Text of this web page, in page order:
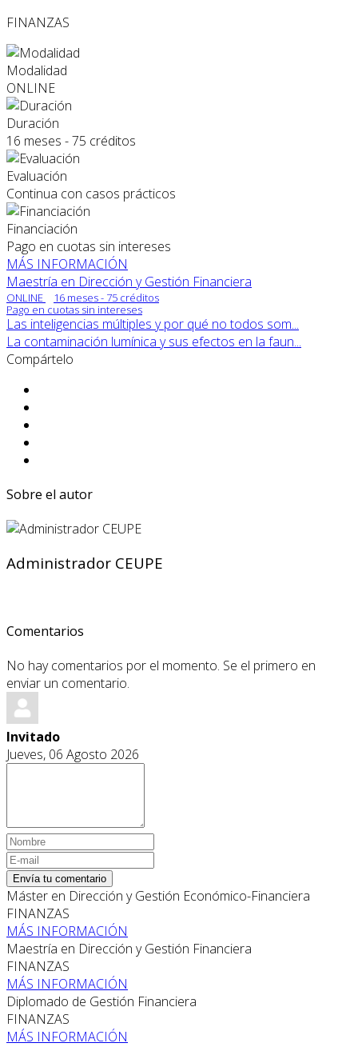
FINANZAS
Modalidad
ONLINE
Duración
16 meses - 75 créditos
Evaluación
Continua con casos prácticos
Financiación
Pago en cuotas sin intereses
MÁS INFORMACIÓN
Maestría en Dirección y Gestión Financiera
ONLINE
16 meses - 75 créditos
Pago en cuotas sin intereses
Las inteligencias múltiples y por qué no todos som...
La contaminación lumínica y sus efectos en la faun...
Compártelo
Sobre el autor
Administrador CEUPE
Comentarios
No hay comentarios por el momento. Se el primero en
enviar un comentario.
Invitado
Jueves, 06 Agosto 2026
Envía tu comentario
Máster en Dirección y Gestión Económico-Financiera
FINANZAS
MÁS INFORMACIÓN
Maestría en Dirección y Gestión Financiera
FINANZAS
MÁS INFORMACIÓN
Diplomado de Gestión Financiera
FINANZAS
MÁS INFORMACIÓN